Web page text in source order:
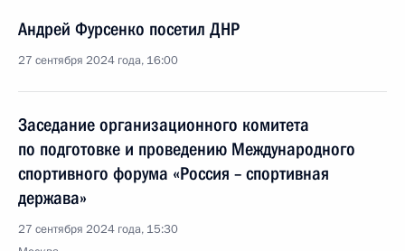
Андрей Фурсенко посетил ДНР
27 сентября 2024 года, 16:00
Заседание организационного комитета
по подготовке и проведению Международного
спортивного форума «Россия – спортивная
держава»
27 сентября 2024 года, 15:30